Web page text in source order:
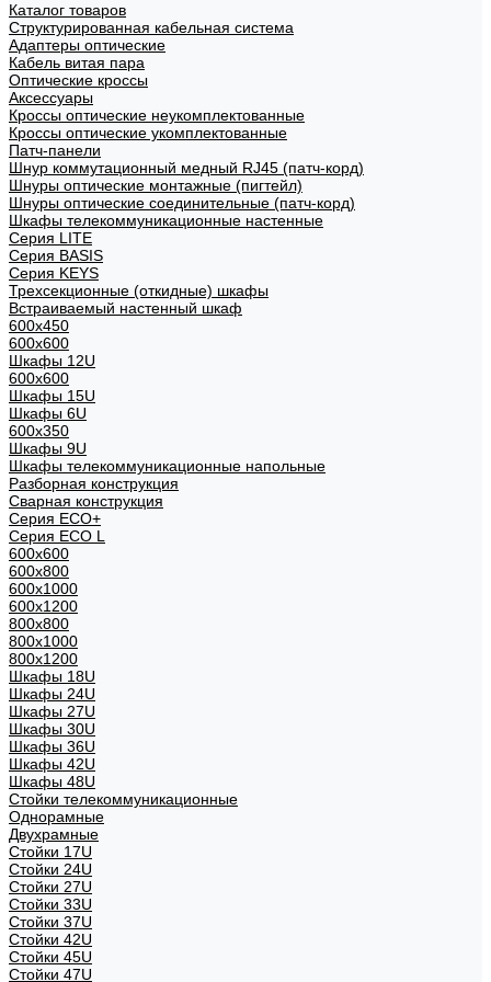
Каталог товаров
Структурированная кабельная система
Адаптеры оптические
Кабель витая пара
Оптические кроссы
Аксессуары
Кроссы оптические неукомплектованные
Кроссы оптические укомплектованные
Патч-панели
Шнур коммутационный медный RJ45 (патч-корд)
Шнуры оптические монтажные (пигтейл)
Шнуры оптические соединительные (патч-корд)
Шкафы телекоммуникационные настенные
Cерия LITE
Cерия BASIS
Cерия KEYS
Трехсекционные (откидные) шкафы
Встраиваемый настенный шкаф
600x450
600x600
Шкафы 12U
600x600
Шкафы 15U
Шкафы 6U
600x350
Шкафы 9U
Шкафы телекоммуникационные напольные
Разборная конструкция
Сварная конструкция
Серия ECO+
Серия ECO L
600x600
600x800
600х1000
600х1200
800x800
800х1000
800х1200
Шкафы 18U
Шкафы 24U
Шкафы 27U
Шкафы 30U
Шкафы 36U
Шкафы 42U
Шкафы 48U
Стойки телекоммуникационные
Однорамные
Двухрамные
Стойки 17U
Стойки 24U
Стойки 27U
Стойки 33U
Стойки 37U
Стойки 42U
Стойки 45U
Стойки 47U